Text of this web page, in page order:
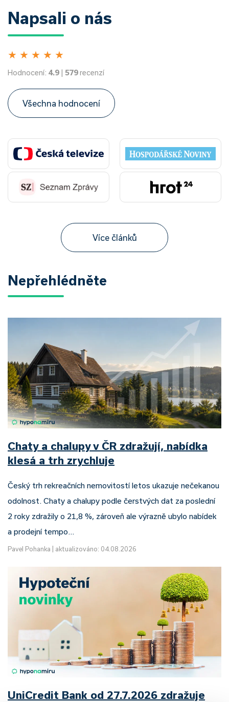
Napsali o nás
★ ★ ★ ★ ★
Hodnocení: 4.9 | 579recenzí
Všechna hodnocení
Více článků
Nepřehlédněte
Chaty a chalupy v ČR zdražují, nabídka
klesá a trh zrychluje
Český trh rekreačních nemovitostí letos ukazuje nečekanou
odolnost. Chaty a chalupy podle čerstvých dat za poslední
2 roky zdražily o 21,8 %, zároveň ale výrazně ubylo nabídek
a prodejní tempo…
Pavel Pohanka aktualizováno: 04.08.2026
UniCredit Bank od 27.7.2026 zdražuje